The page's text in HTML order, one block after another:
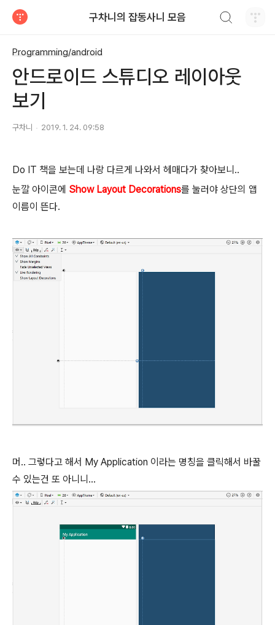
구차니의 잡동사니 모음
Programming/android
안드로이드 스튜디오 레이아웃
보기
구차니 2019. 1. 24. 09:58
Do IT 책을 보는데 나랑 다르게 나와서 헤매다가 찾아보니..
눈깔 아이콘에 Show Layout Decorations를 눌러야 상단의 앱
이름이 뜬다.
머.. 그렇다고 해서 My Application 이라는 명칭을 클릭해서 바꿀
수 있는건 또 아니니...